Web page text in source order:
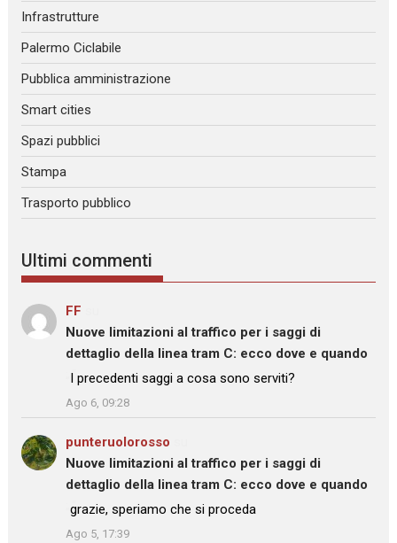
Infrastrutture
Palermo Ciclabile
Pubblica amministrazione
Smart cities
Spazi pubblici
Stampa
Trasporto pubblico
Ultimi commenti
FF
Nuove limitazioni al traffico per i saggi di
dettaglio della linea tram C: ecco dove e quando
: “I precedenti saggi a cosa sono serviti?
Ago 6, 09:28
punteruolorosso
Nuove limitazioni al traffico per i saggi di
dettaglio della linea tram C: ecco dove e quando
: “
grazie, speriamo che si proceda
”
Ago 5, 17:39